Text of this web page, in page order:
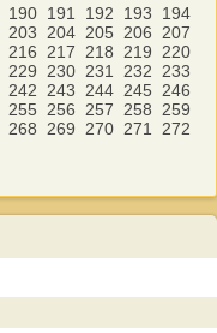
190 191 192 193
194
203 204 205 206
207
216 217 218 219
220
229 230 231 232
233
242 243 244 245
246
255 256 257 258
259
268 269 270 271
272